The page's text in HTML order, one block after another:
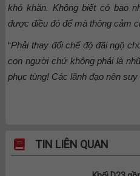
khó khăn. Không biết có bao
được điều đó để mà thông cảm
“Phải thay đổi chế độ đãi ngộ
con người chứ không phải là
phục tùng! Các lãnh đạo nên
TIN LIÊN QUAN